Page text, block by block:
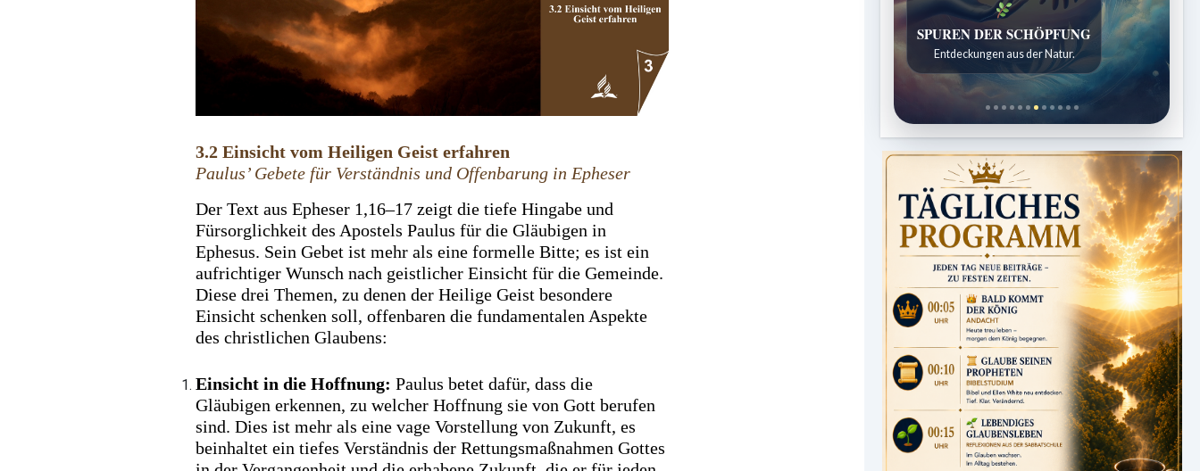
3.2 Einsicht vom Heiligen Geist erfahren
Paulus’ Gebete für Verständnis und Offenbarung in Epheser
Der Text aus Epheser 1,16–17 zeigt die tiefe Hingabe und
Fürsorglichkeit des Apostels Paulus für die Gläubigen in
Ephesus. Sein Gebet ist mehr als eine formelle Bitte; es ist ein
aufrichtiger Wunsch nach geistlicher Einsicht für die Gemeinde.
Diese drei Themen, zu denen der Heilige Geist besondere
Einsicht schenken soll, offenbaren die fundamentalen Aspekte
des christlichen Glaubens:
Einsicht in die Hoffnung: Paulus betet dafür, dass die
Gläubigen erkennen, zu welcher Hoffnung sie von Gott berufen
sind. Dies ist mehr als eine vage Vorstellung von Zukunft, es
beinhaltet ein tiefes Verständnis der Rettungsmaßnahmen Gottes
SPUREN DER SCHÖPFUNG
Entdeckungen aus der Natur.